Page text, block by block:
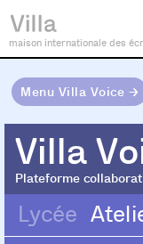
maison internationale des
Menu Villa Voice →
Villa
Plateforme
Villa
Lycée